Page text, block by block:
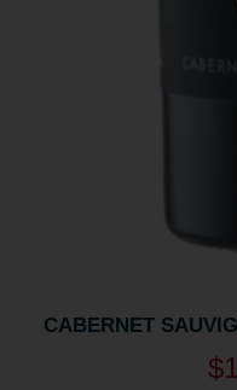
CABERNET
$